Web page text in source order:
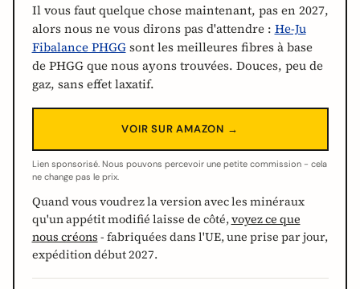
Il vous faut quelque chose maintenant, pas en 2027,
alors nous ne vous dirons pas d'attendre : He-Ju
Fibalance PHGGsont les meilleures fibres à base
de PHGG que nous ayons trouvées. Douces, peu de
gaz, sans effet laxatif.
VOIR SUR AMAZON →
Lien sponsorisé. Nous pouvons percevoir une petite commission - cela
ne change pas le prix.
Quand vous voudrez la version avec les minéraux
qu'un appétit modifié laisse de côté,voyez ce que
nous créons - fabriquées dans l'UE, une prise par jour,
expédition début 2027.